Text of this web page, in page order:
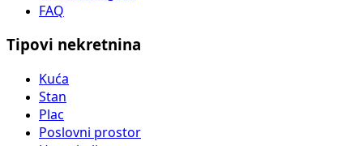
FAQ
Tipovi nekretnina
Kuća
Stan
Plac
Poslovni prostor